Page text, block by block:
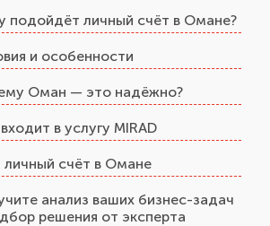
подойдёт личный счёт в Омане?
и особенности
Оман — это надёжно?
в услугу MIRAD
личный счёт в Омане
анализ ваших бизнес-задач
решения от эксперта